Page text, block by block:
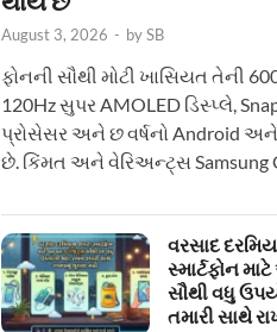
August 3, 2026 - bySB
ફોનની સૌથી મોટી ખાસિયત તેની
120Hz સુપર AMOLED ડિસ્પ્લે,
પ્રોસેસર અને છ વર્ષનો Android
છે. કિંમત અને વેરિઅન્ટ્સ Samsung
વરસાદ
સ્માર્ટફોન
સૌથી વધુ
તમારી સાથે